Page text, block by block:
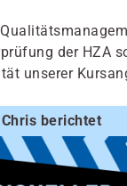
der HZA
unserer
Chris berichtet